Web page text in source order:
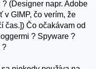
(Designer napr. Adobe
v GIMP, čo verím, že
čas.]) Čo očakávam od
? Spyware ?
?